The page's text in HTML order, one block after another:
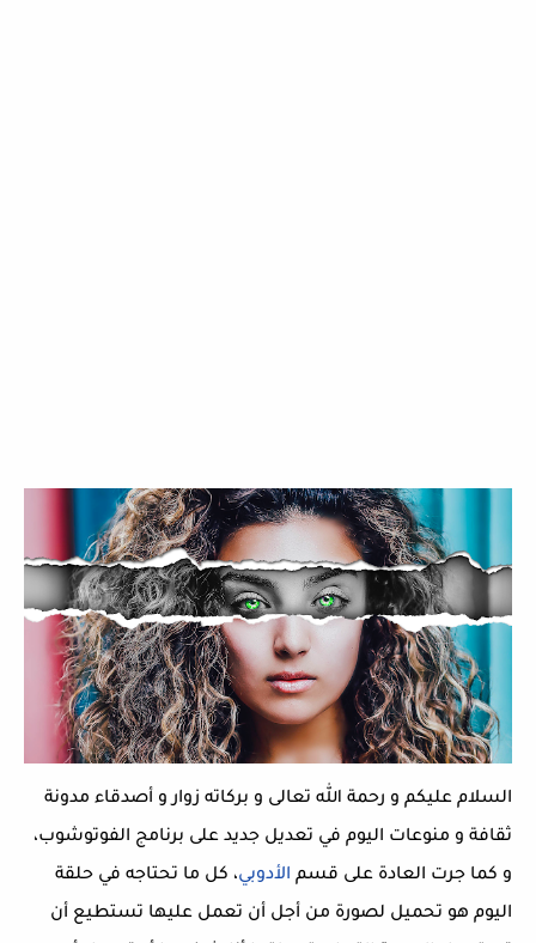
السلام عليكم و رحمة الله تعالى و بركاته زوار و أصدقاء مدونة
ثقافة و منوعات اليوم في تعديل جديد على برنامج الفوتوشوب،
و كما جرت العادة على قسم الأدوبي، كل ما تحتاجه في حلقة
اليوم هو تحميل لصورة من أجل أن تعمل عليها تستطيع أن